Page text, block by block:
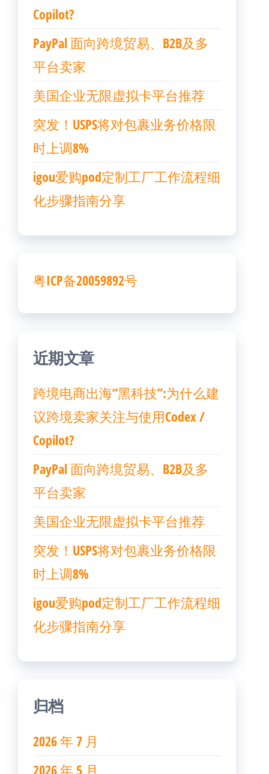
Copilot?
PayPal 面向跨境贸易、B2B及多
平台卖家
美国企业无限虚拟卡平台推荐
突发！USPS将对包裹业务价格限
时上调8%
igou爱购pod定制工厂工作流程细
化步骤指南分享
粤ICP备20059892号
近期文章
跨境电商出海“黑科技”:为什么建
议跨境卖家关注与使用Codex /
Copilot?
PayPal 面向跨境贸易、B2B及多
平台卖家
美国企业无限虚拟卡平台推荐
突发！USPS将对包裹业务价格限
时上调8%
igou爱购pod定制工厂工作流程细
化步骤指南分享
归档
2026 年 7 月
2026 年 5 月